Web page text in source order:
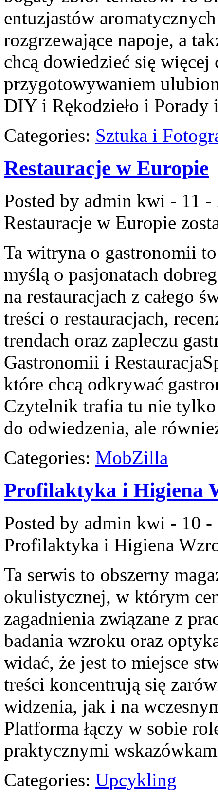
entuzjastów
rozgrzewające napoje, a
chcą dowiedzieć się więcej
przygotowywaniem
DIY i Rękodzieło i
Categories: Sztuka i
Restauracje w Europie
Posted by admin kwi - 11 -
Restauracje w Europie
Ta witryna o gastronomii
myślą o pasjonatach
na restauracjach z całego
treści o restauracjach,
trendach oraz zapleczu
Gastronomii i
które chcą odkrywać
Czytelnik trafia tu nie tylko
do odwiedzenia, ale
Categories: MobZilla
Profilaktyka i Higiena
Posted by admin kwi - 10 -
Profilaktyka i Higiena
Ta serwis to obszerny
okulistycznej, w którym
zagadnienia związane z
badania wzroku oraz
widać, że jest to miejsce
treści koncentrują się
widzenia, jak i na
Platforma łączy w sobie
praktycznymi
Categories: Upcykling